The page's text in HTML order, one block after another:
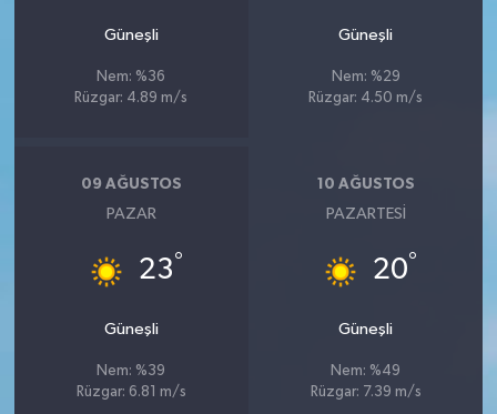
Güneşli
Nem: %36
Rüzgar: 4.89 m/s
Güneşli
Nem: %29
Rüzgar: 4.50 m/s
09 AĞUSTOS
PAZAR
23°
Güneşli
Nem: %39
Rüzgar: 6.81 m/s
10 AĞUSTOS
PAZARTESI
20°
Güneşli
Nem: %49
Rüzgar: 7.39 m/s